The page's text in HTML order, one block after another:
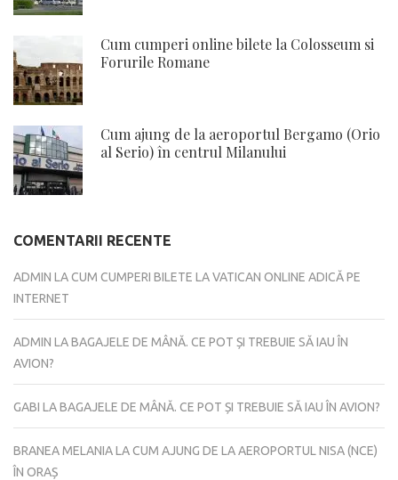
Cum cumperi online bilete la Colosseum si
Forurile Romane
Cum ajung de la aeroportul Bergamo (Orio
al Serio) în centrul Milanului
COMENTARII RECENTE
ADMIN LACUM CUMPERI BILETE LA VATICAN ONLINE ADICĂ PE
INTERNET
ADMIN LABAGAJELE DE MÂNĂ. CE POT ȘI TREBUIE SĂ IAU ÎN
AVION?
GABI LABAGAJELE DE MÂNĂ. CE POT ȘI TREBUIE SĂ IAU ÎN AVION?
BRANEA MELANIALACUM AJUNG DE LA AEROPORTUL NISA (NCE)
ÎN ORAȘ